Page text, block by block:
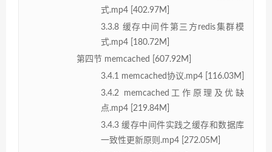
式.mp4 [402.97M]
3.3.8 缓存中间件第三方redis集群模
式.mp4 [180.72M]
第四节 memcached [607.92M]
3.4.1 memcached协议.mp4 [116.03M]
3.4.2 memcached工作原理及优缺
点.mp4 [219.84M]
3.4.3 缓存中间件实践之缓存和数据库
一致性更新原则.mp4 [272.05M]